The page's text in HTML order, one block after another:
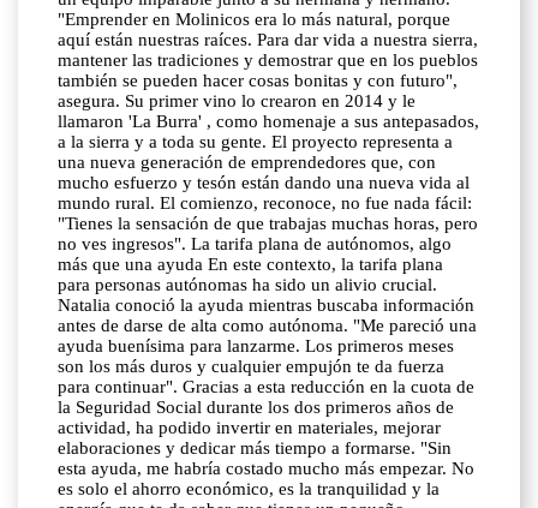
"Emprender en Molinicos era lo más natural, porque
aquí están nuestras raíces. Para dar vida a nuestra sierra,
mantener las tradiciones y demostrar que en los pueblos
también se pueden hacer cosas bonitas y con futuro",
asegura. Su primer vino lo crearon en 2014 y le
llamaron 'La Burra' , como homenaje a sus antepasados,
a la sierra y a toda su gente. El proyecto representa a
una nueva generación de emprendedores que, con
mucho esfuerzo y tesón están dando una nueva vida al
mundo rural. El comienzo, reconoce, no fue nada fácil:
"Tienes la sensación de que trabajas muchas horas, pero
no ves ingresos". La tarifa plana de autónomos, algo
más que una ayuda En este contexto, la tarifa plana
para personas autónomas ha sido un alivio crucial.
Natalia conoció la ayuda mientras buscaba información
antes de darse de alta como autónoma. "Me pareció una
ayuda buenísima para lanzarme. Los primeros meses
son los más duros y cualquier empujón te da fuerza
para continuar". Gracias a esta reducción en la cuota de
la Seguridad Social durante los dos primeros años de
actividad, ha podido invertir en materiales, mejorar
elaboraciones y dedicar más tiempo a formarse. "Sin
esta ayuda, me habría costado mucho más empezar. No
es solo el ahorro económico, es la tranquilidad y la